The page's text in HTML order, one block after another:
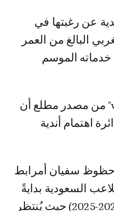
عن رغبتها في
البالغ من العمر
خدماته الموسم
وكشف موقع "winwin" من مصدر مطلع أن
اهتمام أندية
حظوظ سفيان أمرابط
السعودية بدايةً
من الموسم القادم (2024-2025) حيث يُنتظر